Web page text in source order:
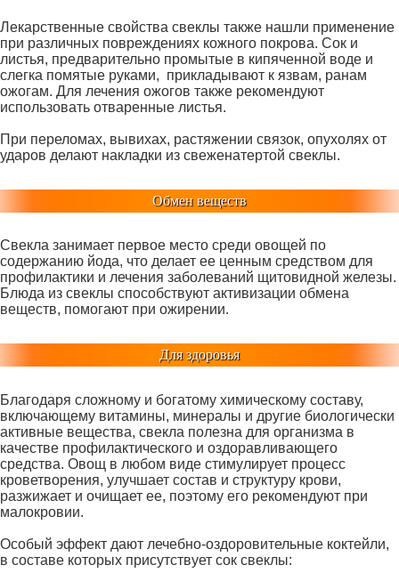
Лекарственные свойства свеклы также нашли применение
при различных повреждениях кожного покрова. Сок и
листья, предварительно промытые в кипяченной воде и
слегка помятые руками, прикладывают к язвам, ранам
ожогам. Для лечения ожогов также рекомендуют
использовать отваренные листья.
При переломах, вывихах, растяжении связок, опухолях от
ударов делают накладки из свеженатертой свеклы.
Обмен веществ
Свекла занимает первое место среди овощей по
содержанию йода, что делает ее ценным средством для
профилактики и лечения заболеваний щитовидной железы.
Блюда из свеклы способствуют активизации обмена
веществ, помогают при ожирении.
Для здоровья
Благодаря сложному и богатому химическому составу,
включающему витамины, минералы и другие биологически
активные вещества, свекла полезна для организма в
качестве профилактического и оздоравливающего
средства. Овощ в любом виде стимулирует процесс
кроветворения, улучшает состав и структуру крови,
разжижает и очищает ее, поэтому его рекомендуют при
малокровии.
Особый эффект дают лечебно-оздоровительные коктейли,
в составе которых присутствует сок свеклы: